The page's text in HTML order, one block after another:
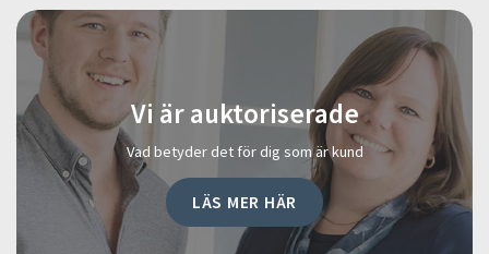
Vi är auktoriserade
Vad betyder det för dig som är kund
LÄS MER HÄR